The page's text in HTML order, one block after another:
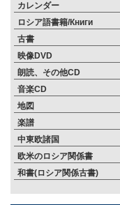
カレンダー
ロシア語書籍/Книги
古書
映像DVD
朗読、その他CD
音楽CD
地図
楽譜
中東欧諸国
欧米のロシア関係書
和書(ロシア関係古書)